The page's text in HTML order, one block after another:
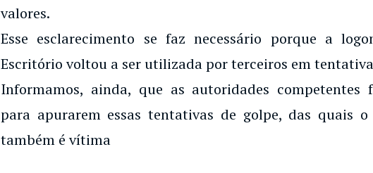
valores.
Esse esclarecimento se faz necessário porque a
Escritório voltou a ser utilizada por terceiros em
Informamos, ainda, que as autoridades competentes
para apurarem essas tentativas de golpe, das quais o
também é vítima